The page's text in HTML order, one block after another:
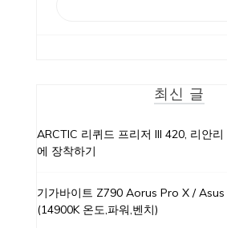
최신 글
ARCTIC 리퀴드 프리저 III 420, 리안
에 장착하기
기가바이트 Z790 Aorus Pro X /
(14900K 온도,파워,벤치)